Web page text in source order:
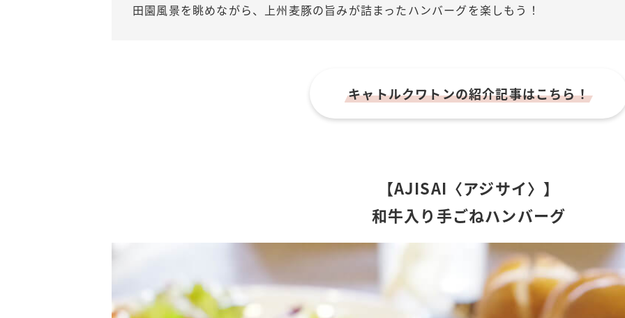
田園風景を眺めながら、上州麦豚の旨みが詰まったハンバーグを楽しもう！
キャトルクワトンの紹介記事はこちら！
【AJISAI〈アジサイ〉】
和牛入り手ごねハンバーグ